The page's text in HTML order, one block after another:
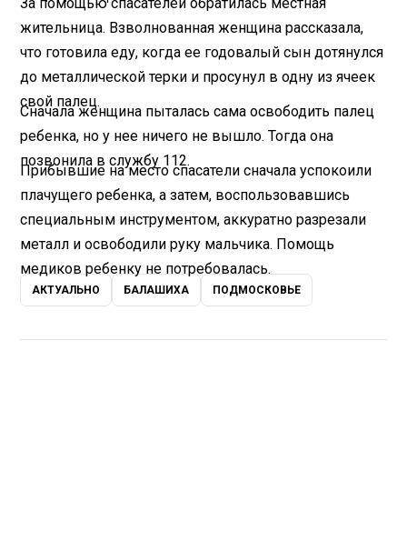
За помощью спасателей обратилась местная
жительница. Взволнованная женщина рассказала,
что готовила еду, когда ее годовалый сын дотянулся
до металлической терки и просунул в одну из ячеек
свой палец.
Сначала женщина пыталась сама освободить палец
ребенка, но у нее ничего не вышло. Тогда она
позвонила в службу 112.
Прибывшие на место спасатели сначала успокоили
плачущего ребенка, а затем, воспользовавшись
специальным инструментом, аккуратно разрезали
металл и освободили руку мальчика. Помощь
медиков ребенку не потребовалась.
АКТУАЛЬНО БАЛАШИХА ПОДМОСКОВЬЕ